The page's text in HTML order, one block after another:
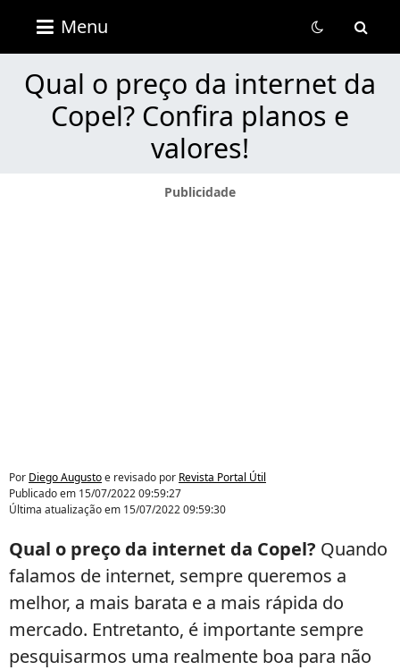
Portal
Útil
Menu
Qual o preço da internet da
Copel? Confira planos e
valores!
Por Diego Augustoe revisado por Revista Portal Útil
Publicado em 15/07/2022 09:59:27
Última atualização em 15/07/2022 09:59:30
Qual o preço da internet da Copel? Quando
falamos de internet, sempre queremos a
melhor, a mais barata e a mais rápida do
mercado. Entretanto, é importante sempre
pesquisarmos uma realmente boa para não